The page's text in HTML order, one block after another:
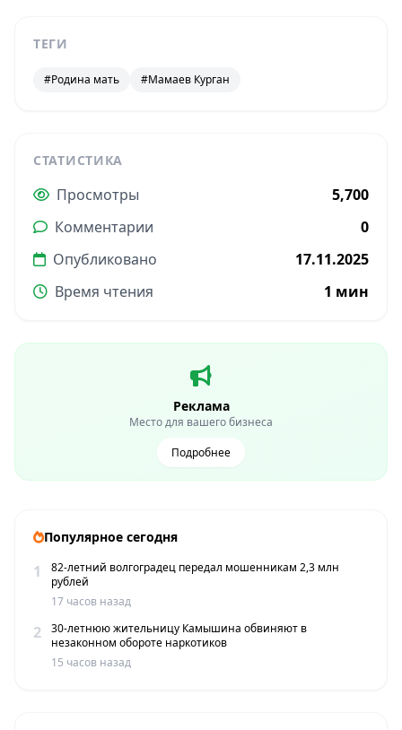
ТЕГИ
#Родина мать #Мамаев Курган
СТАТИСТИКА
Просмотры
5,700
Комментарии
0
Опубликовано
17.11.2025
Время чтения
1 мин
Реклама
Место для вашего бизнеса
Подробнее
Популярное сегодня
1
82-летний волгоградец передал мошенникам 2,3 млн
рублей
17 часов назад
2
30-летнюю жительницу Камышина обвиняют в
незаконном обороте наркотиков
15 часов назад